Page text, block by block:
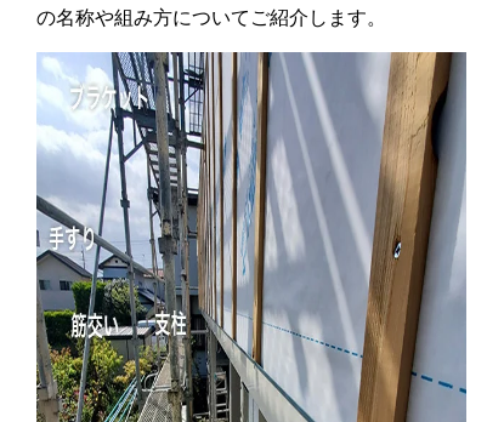
の名称や組み方についてご紹介します。